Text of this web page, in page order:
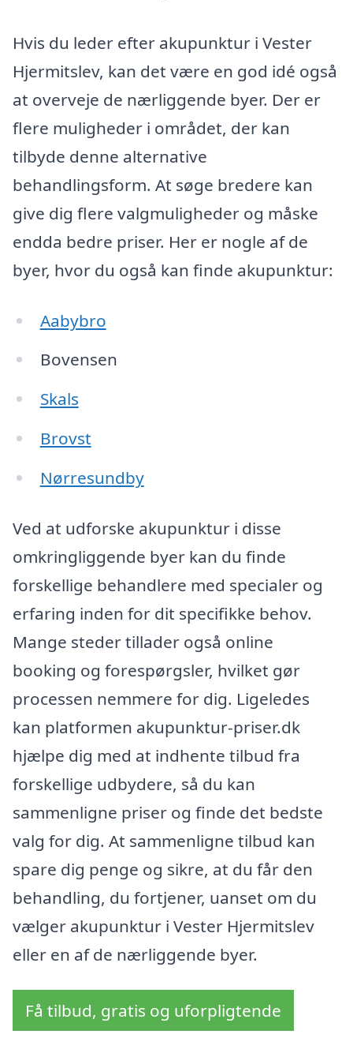
Hvis du leder efter akupunktur i Vester
Hjermitslev, kan det være en god idé også
at overveje de nærliggende byer. Der er
flere muligheder i området, der kan
tilbyde denne alternative
behandlingsform. At søge bredere kan
give dig flere valgmuligheder og måske
endda bedre priser. Her er nogle af de
byer, hvor du også kan finde akupunktur:
Aabybro
Bovensen
Skals
Brovst
Nørresundby
Ved at udforske akupunktur i disse
omkringliggende byer kan du finde
forskellige behandlere med specialer og
erfaring inden for dit specifikke behov.
Mange steder tillader også online
booking og forespørgsler, hvilket gør
processen nemmere for dig. Ligeledes
kan platformen akupunktur-priser.dk
hjælpe dig med at indhente tilbud fra
forskellige udbydere, så du kan
sammenligne priser og finde det bedste
valg for dig. At sammenligne tilbud kan
spare dig penge og sikre, at du får den
behandling, du fortjener, uanset om du
vælger akupunktur i Vester Hjermitslev
eller en af de nærliggende byer.
Få tilbud, gratis og uforpligtende